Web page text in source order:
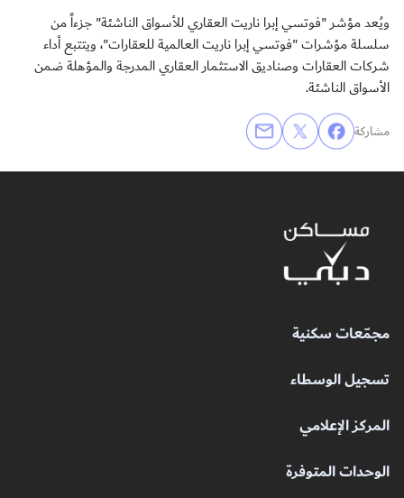
ويُعد مؤشر "فوتسي إبرا ناريت العقاري للأسواق الناشئة" جزءاً من
سلسلة مؤشرات "فوتسي إبرا ناريت العالمية للعقارات"، ويتتبع أداء
شركات العقارات وصناديق الاستثمار العقاري المدرجة والمؤهلة ضمن
الأسواق الناشئة.
مشاركة
مجمّعات سكنية
تسجيل الوسطاء
المركز الإعلامي
الوحدات المتوفرة